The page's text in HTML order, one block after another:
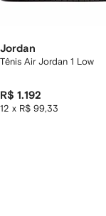
Jordan
Tênis Air Jordan 1 Low
R$ 1.192
12 x R$ 99,33